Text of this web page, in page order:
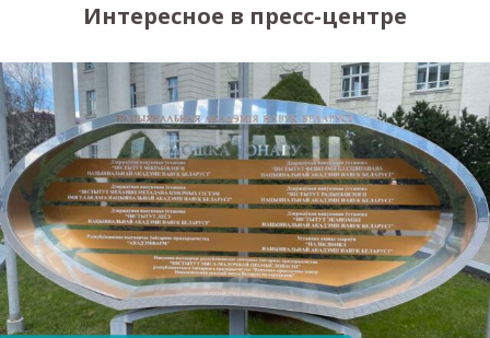
Интересное в пресс-центре